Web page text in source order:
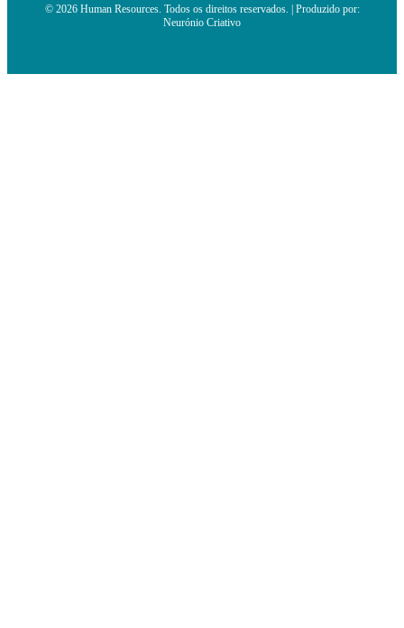
© 2026 Human Resources. Todos os direitos reservados. | Produzido por:
Neurónio Criativo